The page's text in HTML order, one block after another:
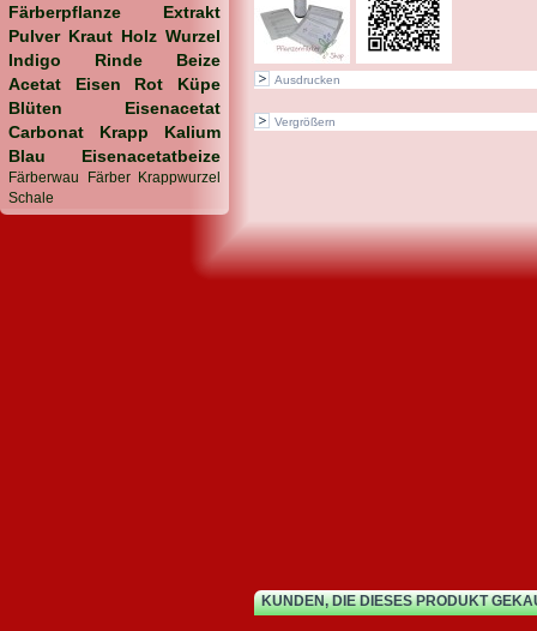
Färberpflanze
Extrakt
Pulver Kraut Holz Wurzel
Indigo
Rinde
Beize
Acetat
Eisen Rot
Küpe
Blüten
Eisenacetat
Carbonat
Krapp
Kalium
Blau
Eisenacetatbeize
Färberwau Färber Krappwurzel
Schale
Ausdrucken
Vergrößern
KUNDEN, DIE DIESES PRODUKT